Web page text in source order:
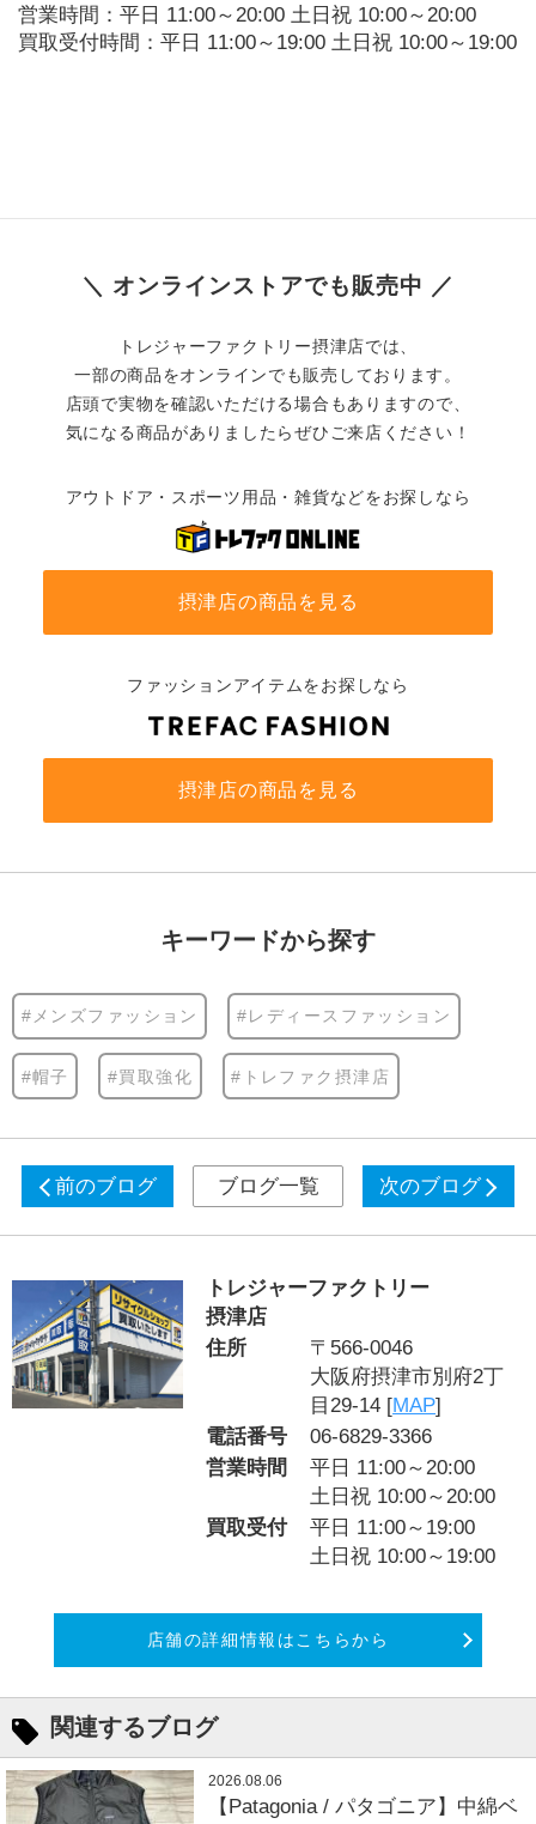
営業時間：平日 11:00～20:00 土日祝 10:00～20:00
買取受付時間：平日 11:00～19:00 土日祝 10:00～19:00
＼ オンラインストアでも販売中 ／
トレジャーファクトリー摂津店では、
一部の商品をオンラインでも販売しております。
店頭で実物を確認いただける場合もありますので、
気になる商品がありましたらぜひご来店ください！
アウトドア・スポーツ用品・雑貨などをお探しなら
摂津店の商品を見る
ファッションアイテムをお探しなら
摂津店の商品を見る
キーワードから探す
#メンズファッション #レディースファッション
#帽子 #買取強化 #トレファク摂津店
前のブログ ブログ一覧 次のブログ
トレジャーファクトリー
摂津店
住所
〒566-0046
大阪府摂津市別府2丁
目29-14 [MAP]
電話番号
06-6829-3366
営業時間
平日 11:00～20:00
土日祝 10:00～20:00
買取受付
平日 11:00～19:00
土日祝 10:00～19:00
店舗の詳細情報はこちらから
関連するブログ
2026.08.06
【Patagonia / パタゴニア】中綿ベ